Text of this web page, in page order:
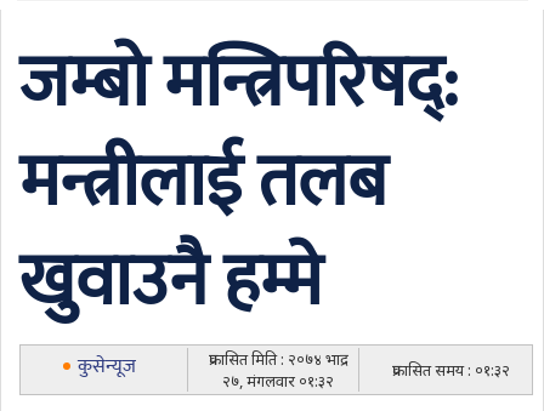
जम्बो मन्त्रिपरिषद्:
मन्त्रीलाई तलब
खुवाउनै हम्मे
कुसेन्यूज
प्रकासित मिति : २०७४ भाद्र
२७, मंगलवार ०१:३२
प्रकासित समय : ०१:३२